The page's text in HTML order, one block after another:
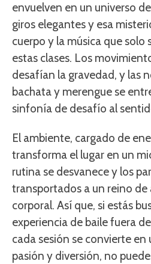
envuelven en un universo
giros elegantes y esa
cuerpo y la música que solo
estas clases. Los
desafían la gravedad, y las
bachata y merengue se
sinfonía de desafío al
El ambiente, cargado de
transforma el lugar en un
rutina se desvanece y los
transportados a un reino de
corporal. Así que, si estás
experiencia de baile fuera
cada sesión se convierte
pasión y diversión, no